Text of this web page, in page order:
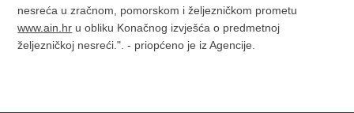
nesreća u zračnom, pomorskom i željezničkom prometu
www.ain.hr u obliku Konačnog izvješća o predmetnoj
željezničkoj nesreći.". - priopćeno je iz Agencije.